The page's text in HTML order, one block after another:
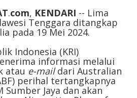
.com, KENDARI -- Lima
Tenggara ditangkap
pada 19 Mei 2024.
Indonesia (KRI)
informasi melalui
atau e-maildari Australian
perihal tertangkapnya
Sumber Jaya dan akan